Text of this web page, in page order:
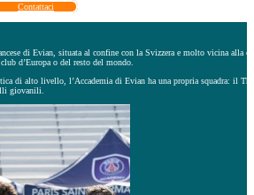
Contattaci
di Evian, situata al confine con la Svizzera e molto vicina
d’Europa o del resto del mondo.
di alto livello, l’Accademia di Evian ha una propria squadra: il
giovanili.